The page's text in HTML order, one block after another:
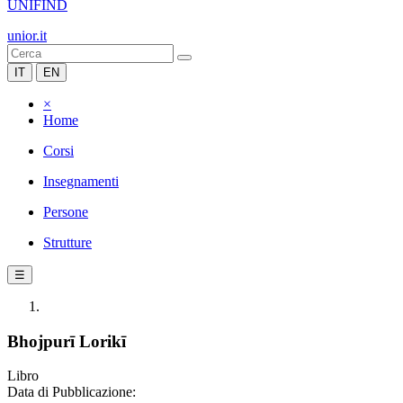
UNIFIND
unior.it
IT EN
×
Home
Corsi
Insegnamenti
Persone
Strutture
☰
Bhojpurī Lorikī
Libro
Data di Pubblicazione: